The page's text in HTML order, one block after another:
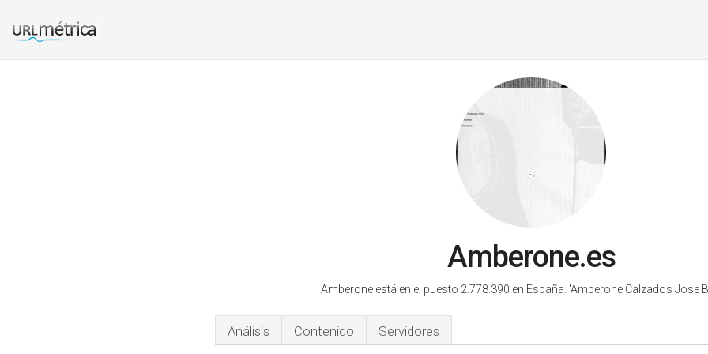
Amberone.es
Amberone está en el puesto 2.778.390 en España. 'Amberone Calzados Jose
Análisis Contenido Servidores